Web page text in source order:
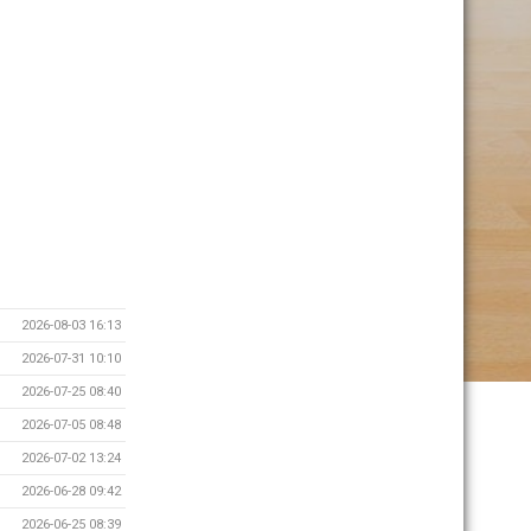
2026-08-03 16:13
2026-07-31 10:10
2026-07-25 08:40
2026-07-05 08:48
2026-07-02 13:24
2026-06-28 09:42
2026-06-25 08:39